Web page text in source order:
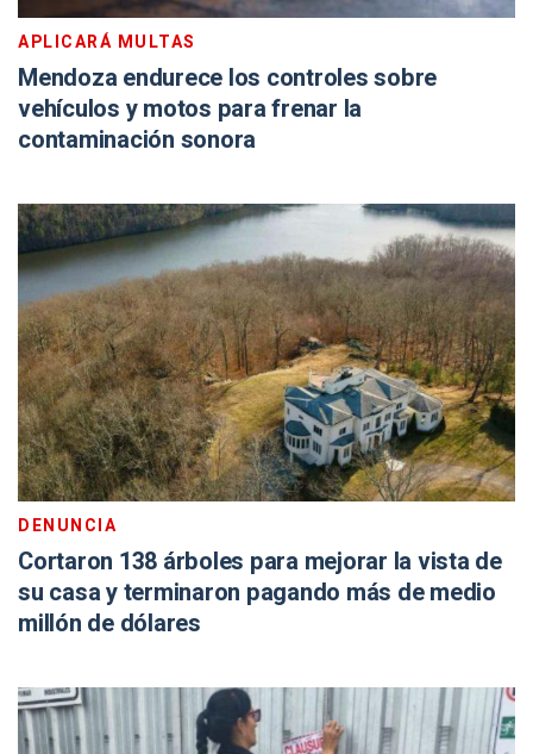
APLICARÁ MULTAS
Mendoza endurece los controles sobre
vehículos y motos para frenar la
contaminación sonora
DENUNCIA
Cortaron 138 árboles para mejorar la vista de
su casa y terminaron pagando más de medio
millón de dólares